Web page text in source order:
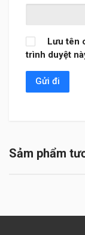
Lưu tên
trình duyệt
Sảm phẩm